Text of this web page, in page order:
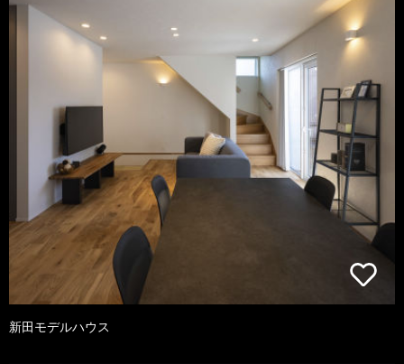
新田モデルハウス